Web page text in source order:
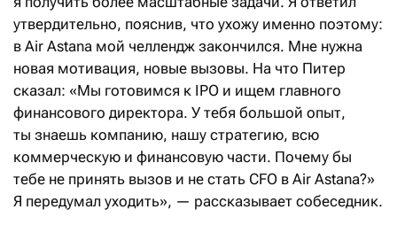
утвердительно, пояснив, что ухожу именно поэтому:
в Air Astana мой челлендж закончился. Мне нужна
новая мотивация, новые вызовы. На что Питер
сказал: «Мы готовимся к IPO и ищем главного
финансового директора. У тебя большой опыт,
ты знаешь компанию, нашу стратегию, всю
коммерческую и финансовую части. Почему бы
тебе не принять вызов и не стать CFO в Air Astana?»
Я передумал уходить», — рассказывает собеседник.